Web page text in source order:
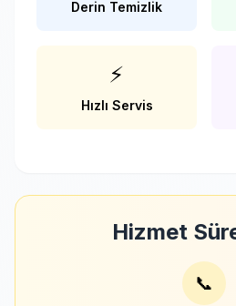
Derin Temizlik
⚡
Hızlı Servis
Hizmet
📞